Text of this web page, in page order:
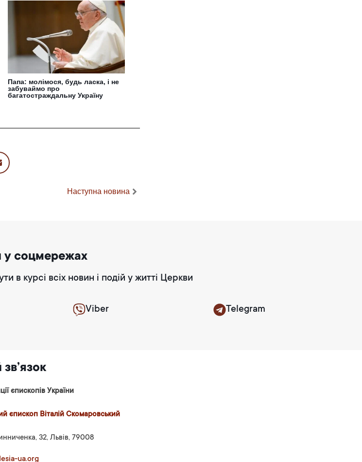
Папа: молімося, будь ласка, і не
забуваймо про
багатостраждальну Україну
Наступна новина
соцмережах
в курсі всіх новин і подій у житті Церкви
Viber Telegram
єпископів України
єпископ Віталій Скомаровський
32, Львів, 79008
ua.org